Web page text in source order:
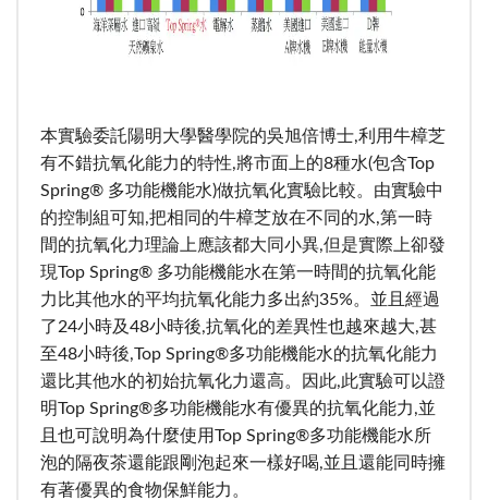
本實驗委託陽明大學醫學院的吳旭倍博士,利用牛樟芝
有不錯抗氧化能力的特性,將市面上的8種水(包含Top
Spring® 多功能機能水)做抗氧化實驗比較。由實驗中
的控制組可知,把相同的牛樟芝放在不同的水,第一時
間的抗氧化力理論上應該都大同小異,但是實際上卻發
現Top Spring® 多功能機能水在第一時間的抗氧化能
力比其他水的平均抗氧化能力多出約35%。並且經過
了24小時及48小時後,抗氧化的差異性也越來越大,甚
至48小時後,Top Spring®多功能機能水的抗氧化能力
還比其他水的初始抗氧化力還高。因此,此實驗可以證
明Top Spring®多功能機能水有優異的抗氧化能力,並
且也可說明為什麼使用Top Spring®多功能機能水所
泡的隔夜茶還能跟剛泡起來一樣好喝,並且還能同時擁
有著優異的食物保鮮能力。